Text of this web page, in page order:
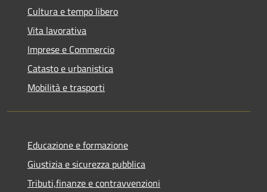
Cultura e tempo libero
Vita lavorativa
Imprese e Commercio
Catasto e urbanistica
Mobilità e trasporti
Educazione e formazione
Giustizia e sicurezza pubblica
Tributi,finanze e contravvenzioni